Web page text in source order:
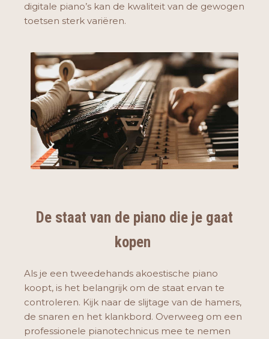
digitale piano’s kan de kwaliteit van de gewogen
toetsen sterk variëren.
De staat van de piano die je gaat
kopen
Als je een tweedehands akoestische piano
koopt, is het belangrijk om de staat ervan te
controleren. Kijk naar de slijtage van de hamers,
de snaren en het klankbord. Overweeg om een
professionele pianotechnicus mee te nemen